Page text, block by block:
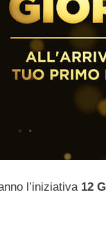
l’iniziativa 12